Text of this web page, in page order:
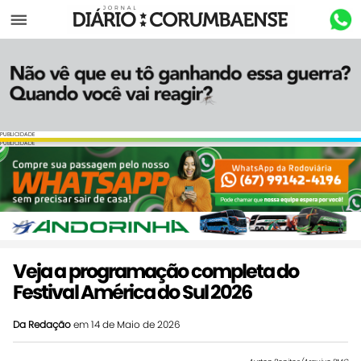
Menu
PUBLICIDADE
PUBLICIDADE
Veja a programação completa do
Festival América do Sul 2026
Da Redaçãoem 14 de Maio de 2026